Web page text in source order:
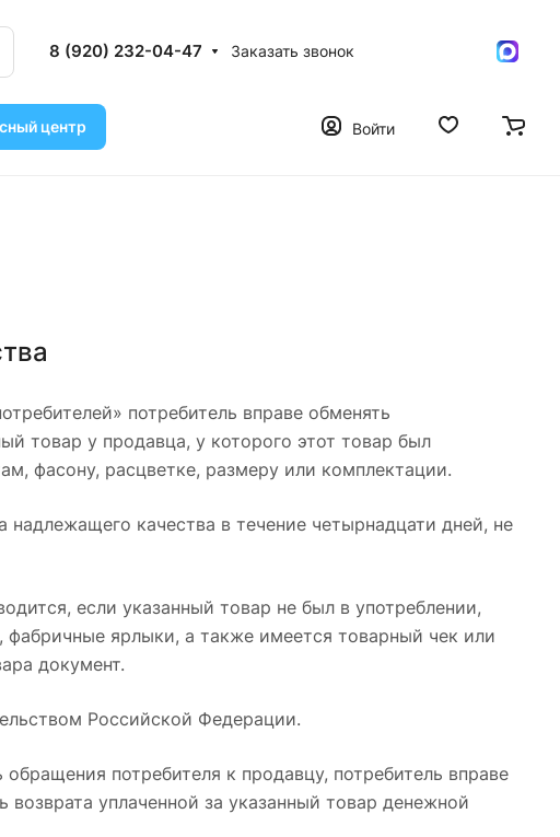
8 (920) 232-04-47 Заказать звонок
центр Войти
потребитель вправе обменять
товар у продавца, у которого этот товар был
фасону, расцветке, размеру или комплектации.
качества в течение четырнадцати дней, не
если указанный товар не был в употреблении,
ярлыки, а также имеется товарный чек или
документ.
Российской Федерации.
потребителя к продавцу, потребитель вправе
уплаченной за указанный товар денежной